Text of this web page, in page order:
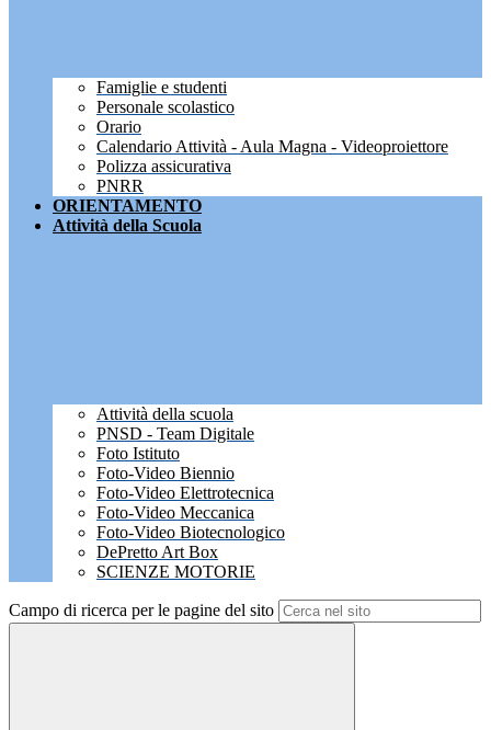
Famiglie e studenti
Personale scolastico
Orario
Calendario Attività - Aula Magna - Videoproiettore
Polizza assicurativa
PNRR
ORIENTAMENTO
Attività della Scuola
Attività della scuola
PNSD - Team Digitale
Foto Istituto
Foto-Video Biennio
Foto-Video Elettrotecnica
Foto-Video Meccanica
Foto-Video Biotecnologico
DePretto Art Box
SCIENZE MOTORIE
Campo di ricerca per le pagine del sito